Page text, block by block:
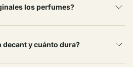
los perfumes?
decant y cuánto dura?